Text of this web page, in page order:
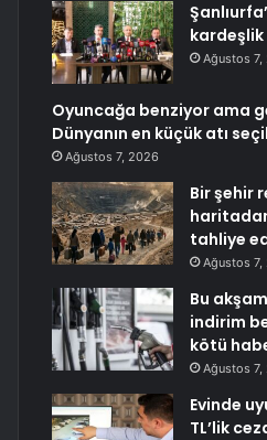
Ağustos 7,
Oyuncağa benziyor ama
Dünyanın en küçük atı
Ağustos 7, 2026
Bir şehir
tahliye
Ağustos 7,
Bu
indirim
kötü
Ağustos 7,
Evinde
TL’lik